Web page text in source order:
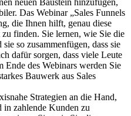
neuen Baustein hinzufügen,
Das Webinar „Sales Funnels
die Ihnen hilft, genau diese
finden. Sie lernen, wie Sie die
so zusammenfügen, dass sie
dafür sorgen, dass viele Leute
des Webinars werden Sie
Bauwerk aus Sales
Strategien an die Hand,
in zahlende Kunden zu